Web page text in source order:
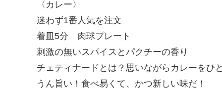
〈カレー〉
迷わず1番人気を注文
着皿5分 肉球プレート
刺激の無いスパイスとパクチーの香り
チェティナードとは？思いながらカレーをひ
うん旨い！食べ易くて、かつ新しい味だ！